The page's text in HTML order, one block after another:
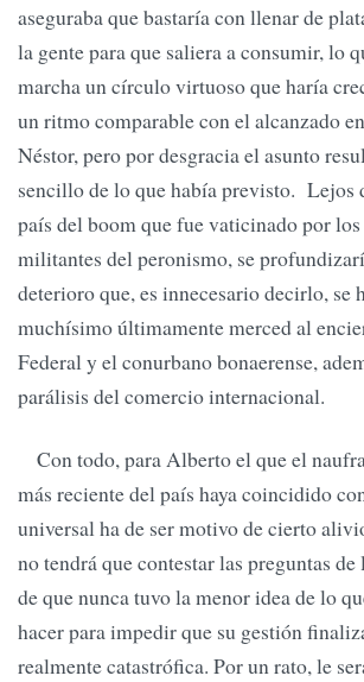
aseguraba que bastaría con llenar de
la gente para que saliera a consumir, lo
marcha un círculo virtuoso que haría
un ritmo comparable con el alcanzado
Néstor, pero por desgracia el asunto
sencillo de lo que había previsto. Lejos
país del boom que fue vaticinado por
militantes del peronismo, se
deterioro que, es innecesario decirlo, se
muchísimo últimamente merced al
Federal y el conurbano bonaerense,
parálisis del comercio internacional.
Con todo, para Alberto el que el
más reciente del país haya coincidido
universal ha de ser motivo de cierto
no tendrá que contestar las preguntas
de que nunca tuvo la menor idea de lo
hacer para impedir que su gestión
realmente catastrófica. Por un rato, le